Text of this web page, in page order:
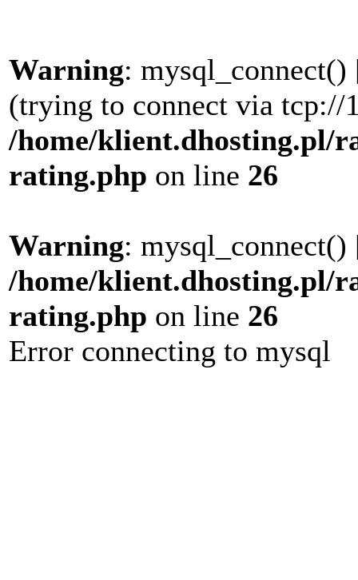
Warning: mysql_connect()
(trying to connect via
/home/klient.dhosting.pl/
rating.php on line 26
Warning: mysql_connect()
/home/klient.dhosting.pl/
rating.php on line 26
Error connecting to mysql